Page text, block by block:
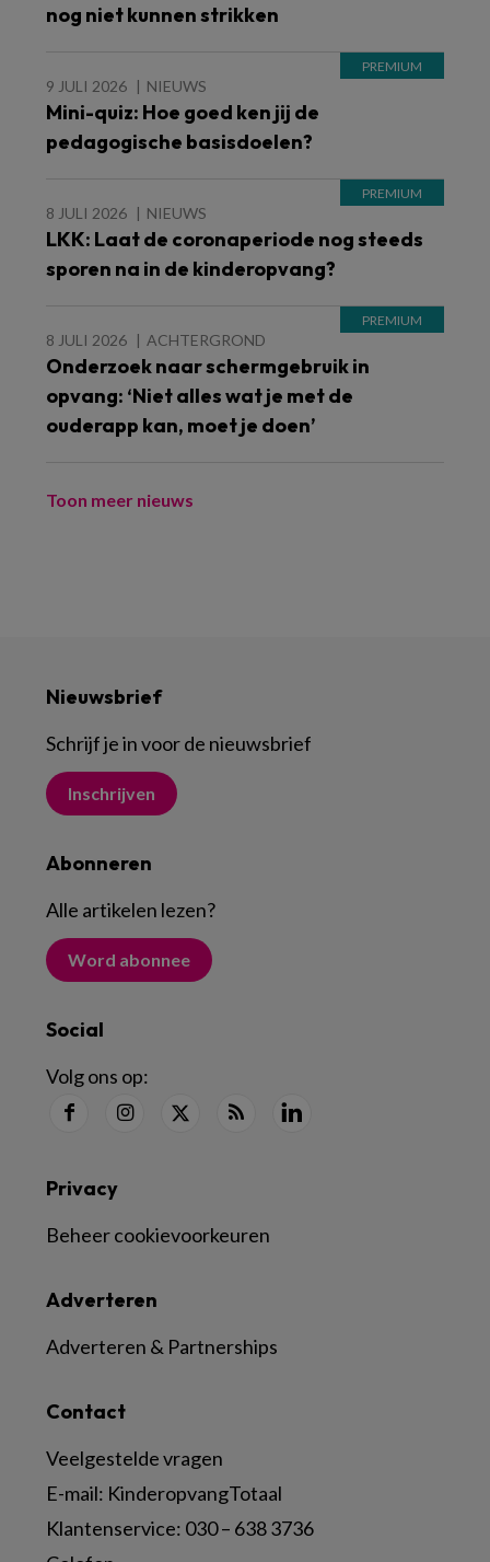
nog niet kunnen strikken
9 JULI 2026 NIEUWS
Mini-quiz: Hoe goed ken jij de
pedagogische basisdoelen?
8 JULI 2026 NIEUWS
LKK: Laat de coronaperiode nog steeds
sporen na in de kinderopvang?
8 JULI 2026 ACHTERGROND
Onderzoek naar schermgebruik in
opvang: ‘Niet alles wat je met de
ouderapp kan, moet je doen’
Toon meer nieuws
Nieuwsbrief
Schrijf je in voor de nieuwsbrief
Inschrijven
Abonneren
Alle artikelen lezen?
Word abonnee
Social
Volg ons op:
Contact
Veelgestelde vragen
E-mail: KinderopvangTotaal
Klantenservice: 030 – 638 3736
Adverteren
Adverteren & Partnerships
Privacy
Beheer cookievoorkeuren